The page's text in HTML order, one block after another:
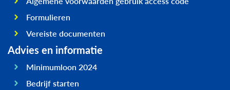
Formulieren
Vereiste documenten
Advies en informatie
Minimumloon 2024
Bedrijf starten